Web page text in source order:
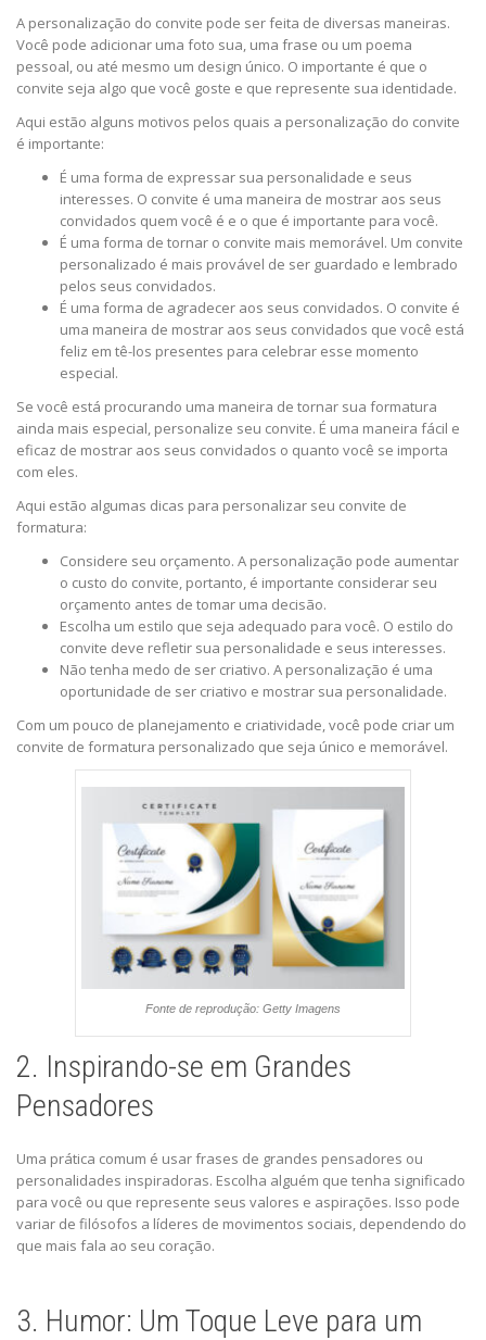
A personalização do convite pode ser feita de diversas maneiras.
Você pode adicionar uma foto sua, uma frase ou um poema
pessoal, ou até mesmo um design único. O importante é que o
convite seja algo que você goste e que represente sua identidade.
Aqui estão alguns motivos pelos quais a personalização do convite
é importante:
É uma forma de expressar sua personalidade e seus
interesses. O convite é uma maneira de mostrar aos seus
convidados quem você é e o que é importante para você.
É uma forma de tornar o convite mais memorável. Um convite
personalizado é mais provável de ser guardado e lembrado
pelos seus convidados.
É uma forma de agradecer aos seus convidados. O convite é
uma maneira de mostrar aos seus convidados que você está
feliz em tê-los presentes para celebrar esse momento
especial.
Se você está procurando uma maneira de tornar sua formatura
ainda mais especial, personalize seu convite. É uma maneira fácil e
eficaz de mostrar aos seus convidados o quanto você se importa
com eles.
Aqui estão algumas dicas para personalizar seu convite de
formatura:
Considere seu orçamento. A personalização pode aumentar
o custo do convite, portanto, é importante considerar seu
orçamento antes de tomar uma decisão.
Escolha um estilo que seja adequado para você. O estilo do
convite deve refletir sua personalidade e seus interesses.
Não tenha medo de ser criativo. A personalização é uma
oportunidade de ser criativo e mostrar sua personalidade.
Com um pouco de planejamento e criatividade, você pode criar um
convite de formatura personalizado que seja único e memorável.
Fonte de reprodução: Getty Imagens
2. Inspirando-se em Grandes
Pensadores
Uma prática comum é usar frases de grandes pensadores ou
personalidades inspiradoras. Escolha alguém que tenha significado
para você ou que represente seus valores e aspirações. Isso pode
variar de filósofos a líderes de movimentos sociais, dependendo do
que mais fala ao seu coração.
3. Humor: Um Toque Leve para um